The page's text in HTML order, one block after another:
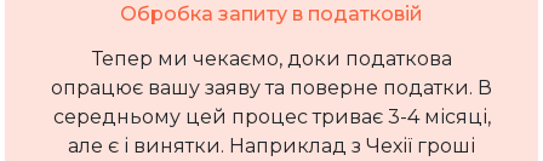
Обробка запиту в податковій
Тепер ми чекаємо, доки податкова
опрацює вашу заяву та поверне податки. В
середньому цей процес триває 3-4 місяці,
але є і винятки. Наприклад з Чехії гроші